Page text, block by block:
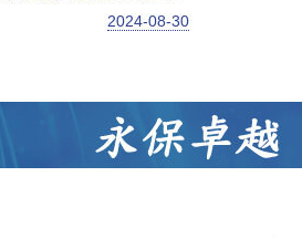
2024-08-30